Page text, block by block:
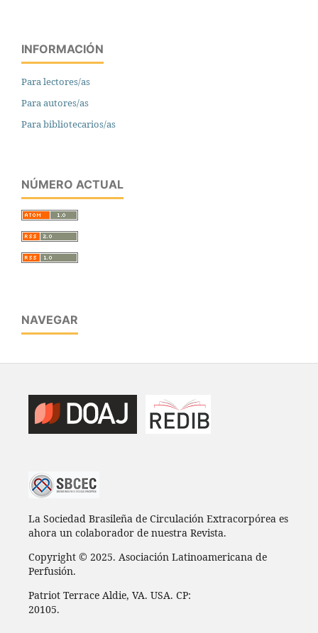
INFORMACIÓN
Para lectores/as
Para autores/as
Para bibliotecarios/as
NÚMERO ACTUAL
NAVEGAR
La Sociedad Brasileña de Circulación Extracorpórea es
ahora un colaborador de nuestra Revista.
Copyright © 2025. Asociación Latinoamericana de
Perfusión.
Patriot Terrace Aldie, VA. USA. CP:
20105.